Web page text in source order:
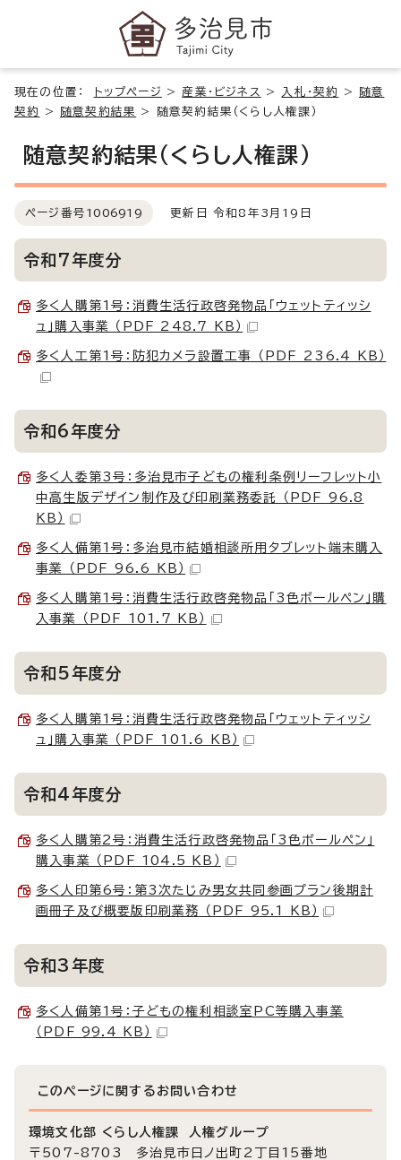
現在の位置： トップページ > 産業・ビジネス > 入札・契約 >
随意
契約
> 随意契約結果 > 随意契約結果（くらし人権課）
随意契約結果（くらし人権課）
ページ番号 1006919 更新日 令和8年3月19日
令和7年度分
多く人購第1号：消費生活行政啓発物品「ウェットティッシ
ュ」購入事業 （PDF 248.7 KB）
多く人工第1号：防犯カメラ設置工事 （PDF 236.4 KB）
令和6年度分
多く人委第3号：多治見市子どもの権利条例リーフレット小
中高生版デザイン制作及び印刷業務委託 （PDF 96.8
KB）
多く人備第1号：多治見市結婚相談所用タブレット端末購入
事業 （PDF 96.6 KB）
多く人購第1号：消費生活行政啓発物品「3色ボールペン」購
入事業 （PDF 101.7 KB）
令和5年度分
多く人購第1号：消費生活行政啓発物品「ウェットティッシ
ュ」購入事業 （PDF 101.6 KB）
令和4年度分
多く人購第2号：消費生活行政啓発物品「3色ボールペン」
購入事業 （PDF 104.5 KB）
多く人印第6号：第3次たじみ男女共同参画プラン後期計
画冊子及び概要版印刷業務 （PDF 95.1 KB）
令和3年度
多く人備第1号：子どもの権利相談室PC等購入事業
（PDF 99.4 KB）
このページに関する お問い合わせ
環境文化部 くらし人権課 人権グループ
〒507-8703 多治見市日ノ出町2丁目15番地